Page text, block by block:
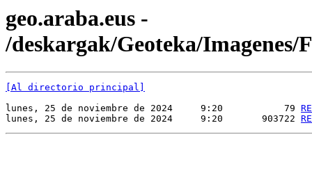
geo.araba.eus -
/deskargak/Geoteka/Imagenes/
[Al directorio principal]
lunes, 25 de noviembre de 2024     9:20           79
lunes, 25 de noviembre de 2024     9:20       903722